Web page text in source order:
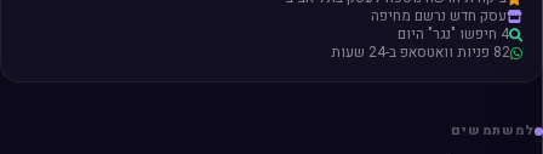
עסק חדש נרשם מחיפה
4 חיפשו "נגר" היום
82 פניות וואטסאפ ב-24 שעות
למשתמשים